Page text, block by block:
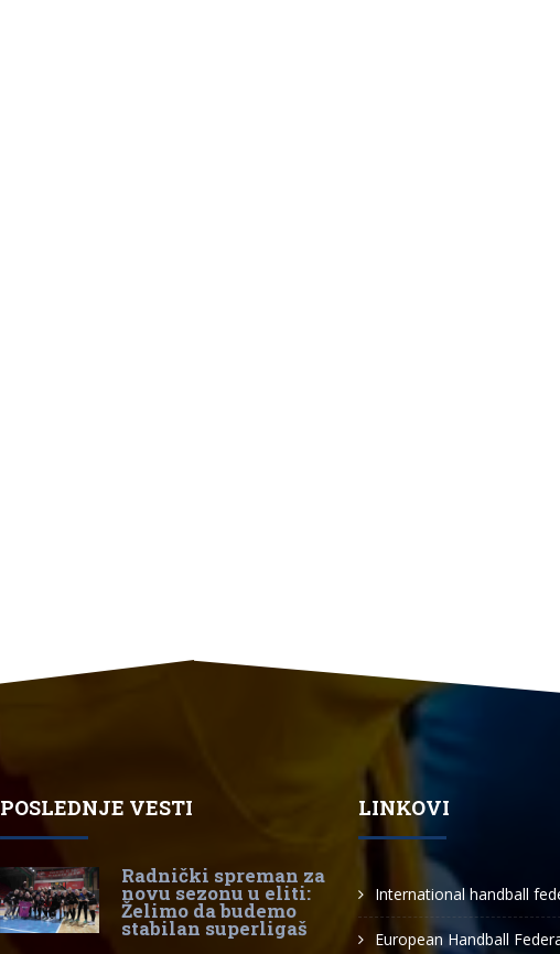
POSLEDNJE VESTI
Radnički spreman za
novu sezonu u eliti:
Želimo da budemo
stabilan superligaš
LINKOVI
International handball
European Handball